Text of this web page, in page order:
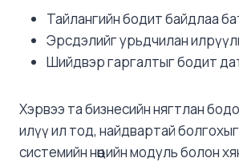
Тайлангийн бодит байдлаа
Эрсдэлийг урьдчилан
Шийдвэр гаргалтыг бодит
Хэрвээ та бизнесийн нягтлан
илүү ил тод, найдвартай
системийн нөөцийн модуль болон